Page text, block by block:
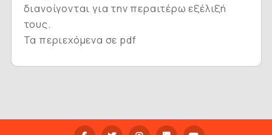
διανοίγονται για την περαιτέρω εξέλιξή
τους.
Τα περιεχόμενα σε pdf